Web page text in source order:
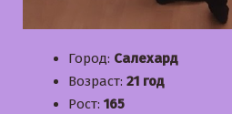
Город: Салехард
Возраст: 21 год
Рост: 165